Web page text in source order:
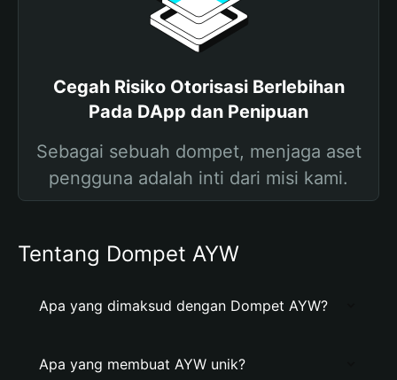
Cegah Risiko Otorisasi Berlebihan
Pada DApp dan Penipuan
Sebagai sebuah dompet, menjaga aset
pengguna adalah inti dari misi kami.
Tentang Dompet AYW
Apa yang dimaksud dengan Dompet AYW?
Apa yang membuat AYW unik?